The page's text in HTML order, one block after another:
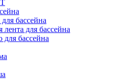
бассейна
лента для бассейна
для бассейна